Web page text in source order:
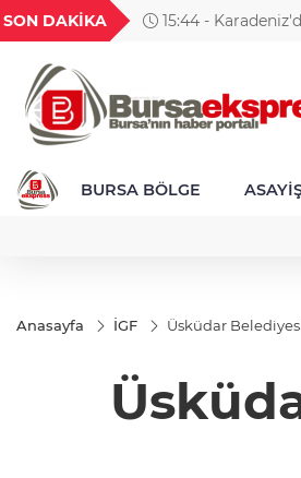
SON DAKİKA
15:44 -
18,2677
TND
16,3788
BURSA BÖLGE
Anasayfa İGF Üsküdar